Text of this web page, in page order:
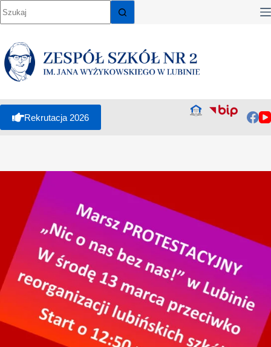
Rekrutacja 2026